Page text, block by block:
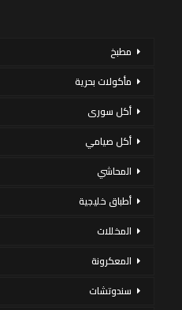
مطبخ
مأكولات بحرية
أكل سورى
أكل صيامي
المحاشي
أطباق خليجية
المخللات
المعكرونة
سندوتشات